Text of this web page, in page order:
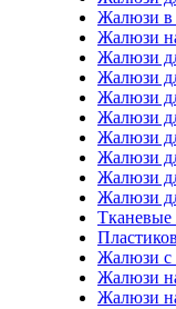
Жалюзи в
Жалюзи
Жалюзи
Жалюзи
Жалюзи
Жалюзи
Жалюзи
Жалюзи
Жалюзи
Жалюзи
Жалюзи с
Жалюзи
Жалюзи